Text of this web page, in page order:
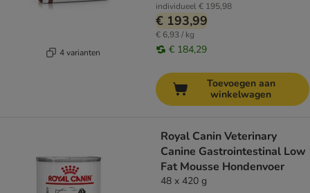
4 varianten
individueel€ 195,98
€ 193,99
€ 6,93 / kg
€ 184,29
Toevoegen aan
winkelwagen
Royal Canin Veterinary
Canine Gastrointestinal Low
Fat Mousse Hondenvoer
48 x 420 g